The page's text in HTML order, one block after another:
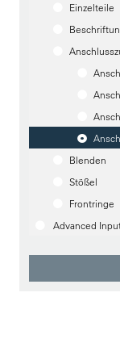
Einzelteile
Blenden
Stößel
Frontringe
Advanced